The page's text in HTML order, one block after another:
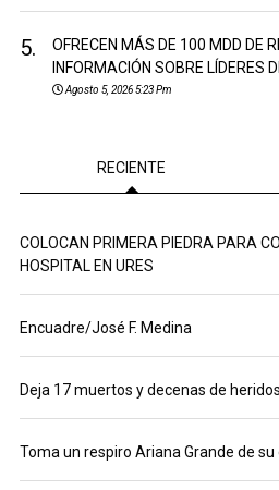
5.
OFRECEN MÁS DE 100 MDD DE
INFORMACIÓN SOBRE LÍDERES
Agosto 5, 2026 5:23 Pm
RECIENTE
COLOCAN PRIMERA PIEDRA PARA
HOSPITAL EN URES
Encuadre/José F. Medina
Deja 17 muertos y decenas de
Toma un respiro Ariana Grande de su